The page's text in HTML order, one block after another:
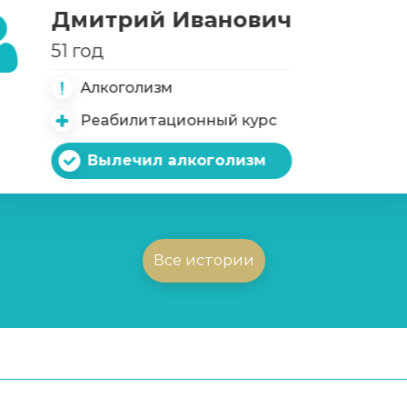
Дмитрий Иванович
51 год
Алкоголизм
Реабилитационный курс
Вылечил алкоголизм
Все истории